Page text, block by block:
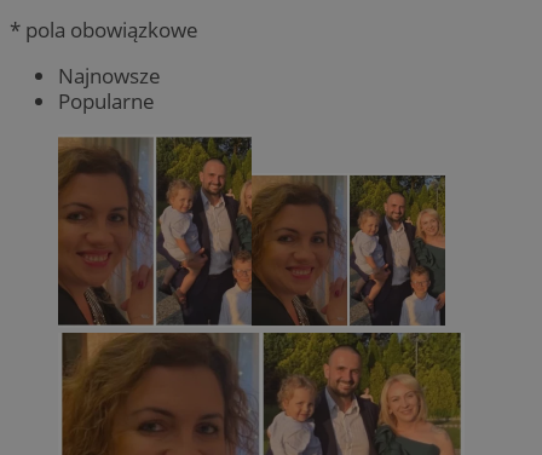
* pola obowiązkowe
Najnowsze
Popularne